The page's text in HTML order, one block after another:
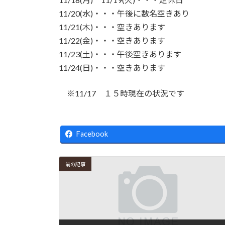
日
11/20(水)・・・午後に数名空きあり
11/21(木)・・・空きあります
11/22(金)・・・空きあります
11/23(土)・・・午後空きあります
11/24(日)・・・空きあります
※11/17 １５時現在の状況です
Facebook
前の記事